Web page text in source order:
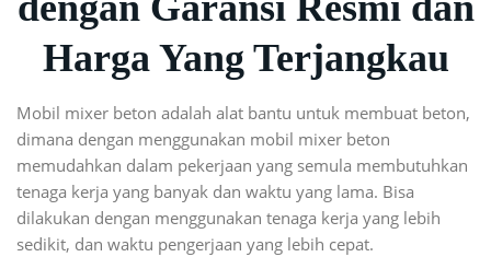
Harga Yang Terjangkau
Mobil mixer beton adalah alat bantu untuk membuat beton,
dimana dengan menggunakan mobil mixer beton
memudahkan dalam pekerjaan yang semula membutuhkan
tenaga kerja yang banyak dan waktu yang lama. Bisa
dilakukan dengan menggunakan tenaga kerja yang lebih
sedikit, dan waktu pengerjaan yang lebih cepat.